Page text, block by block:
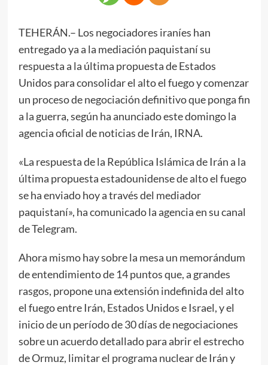
TEHERÁN.– Los negociadores iraníes han
entregado ya a la mediación paquistaní su
respuesta a la última propuesta de Estados
Unidos para consolidar el alto el fuego y comenzar
un proceso de negociación definitivo que ponga fin
a la guerra, según ha anunciado este domingo la
agencia oficial de noticias de Irán, IRNA.
«La respuesta de la República Islámica de Irán a la
última propuesta estadounidense de alto el fuego
se ha enviado hoy a través del mediador
paquistaní», ha comunicado la agencia en su canal
de Telegram.
Ahora mismo hay sobre la mesa un memorándum
de entendimiento de 14 puntos que, a grandes
rasgos, propone una extensión indefinida del alto
el fuego entre Irán, Estados Unidos e Israel, y el
inicio de un período de 30 días de negociaciones
sobre un acuerdo detallado para abrir el estrecho
de Ormuz, limitar el programa nuclear de Irán y